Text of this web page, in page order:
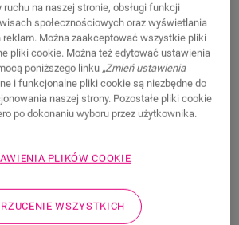
NASZYCH
PODŁÓG
ruchu na naszej stronie, obsługi funkcji
społecznościowych oraz wyświetlania
Można zaakceptować wszystkie pliki
pliki cookie. Można też edytować ustawienia
poniższego linku „Zmień ustawienia
i funkcjonalne pliki cookie są niezbędne do
naszej strony. Pozostałe pliki cookie
po dokonaniu wyboru przez użytkownika.
PLIKÓW COOKIE
WSZYSTKICH